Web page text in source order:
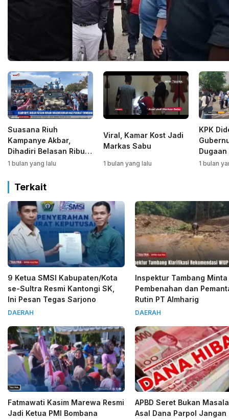
Suasana Riuh
Kampanye Akbar,
Dihadiri Belasan Ribu
Warga Bombana
1 bulan yang lalu
Viral, Kamar Kost Jadi
Markas Sabu
1 bulan yang lalu
KPK
Kabaen
1 bulan
Terkait
9 Ketua SMSI Kabupaten/Kota
se-Sultra Resmi Kantongi SK,
Ini Pesan Tegas Sarjono
DAERAH
Inspektur Tambang Minta
Pembenahan dan
Rutin PT Almharig
DAERAH
Fatmawati Kasim Marewa Resmi
Jadi Ketua PMI Bombana
APBD Seret Bukan
Asal Dana Parpol Jangan